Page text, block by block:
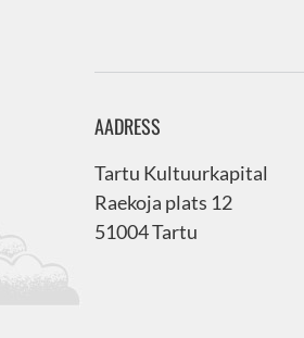
AADRESS
Tartu Kultuurkapital
Raekoja plats 12
51004 Tartu